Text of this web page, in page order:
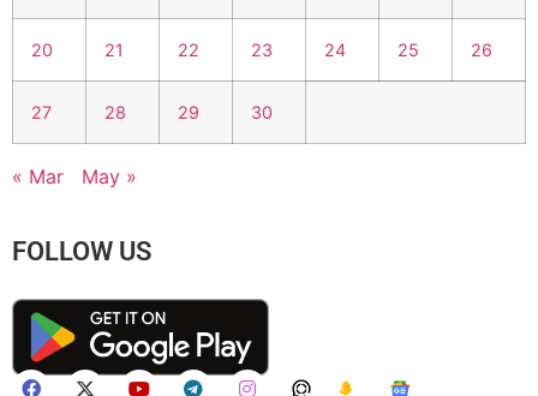
20 21 22 23 24 25 26
27 28 29 30
« Mar May »
FOLLOW US